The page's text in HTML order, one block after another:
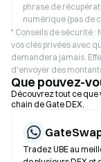
phrase de
numérique (pas de
* Conseils de sécurité :
vos clés privées avec
demandera jamais.
d'envoyer des
Que pouvez-
Découvrez tout ce que
chain de Gate DEX.
Tradez UBE au